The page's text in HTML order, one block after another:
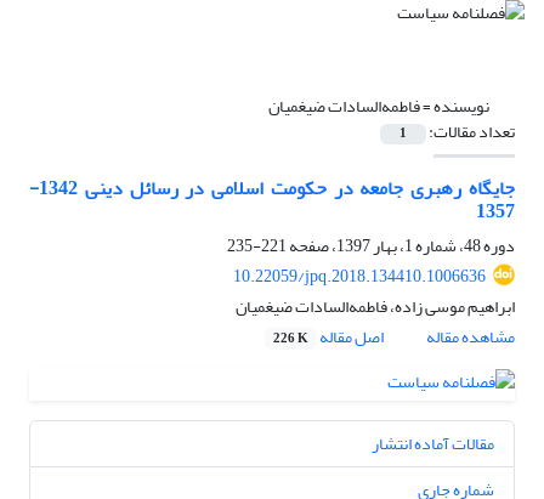
نویسنده =فاطمه‌السادات ضیغمیان
تعداد مقالات: 1
جایگاه رهبری جامعه در حکومت اسلامی در رسائل دینی 1342-
1357
دوره 48، شماره 1، بهار 1397، صفحه
221-235
10.22059/jpq.2018.134410.1006636
ابراهیم موسی زاده، فاطمه‌السادات ضیغمیان
مشاهده مقاله
اصل مقاله 226 K
مقالات آماده انتشار
شماره جاری